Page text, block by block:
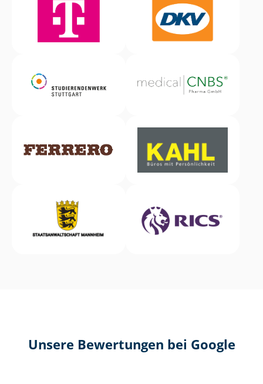
Unsere Bewertungen bei Google